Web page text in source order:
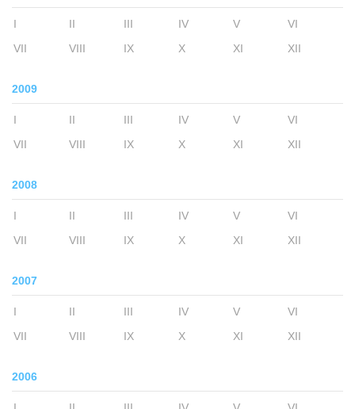
I II III IV V
VI
VII
VIII IX X XI XII
2009
I II III IV V
VI
VII
VIII IX X XI XII
2008
I II III IV V
VI
VII
VIII IX X XI XII
2007
I II III IV V
VI
VII
VIII IX X XI XII
2006